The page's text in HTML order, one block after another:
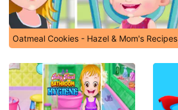
Oatmeal Cookies - Hazel & Mom's Recipes